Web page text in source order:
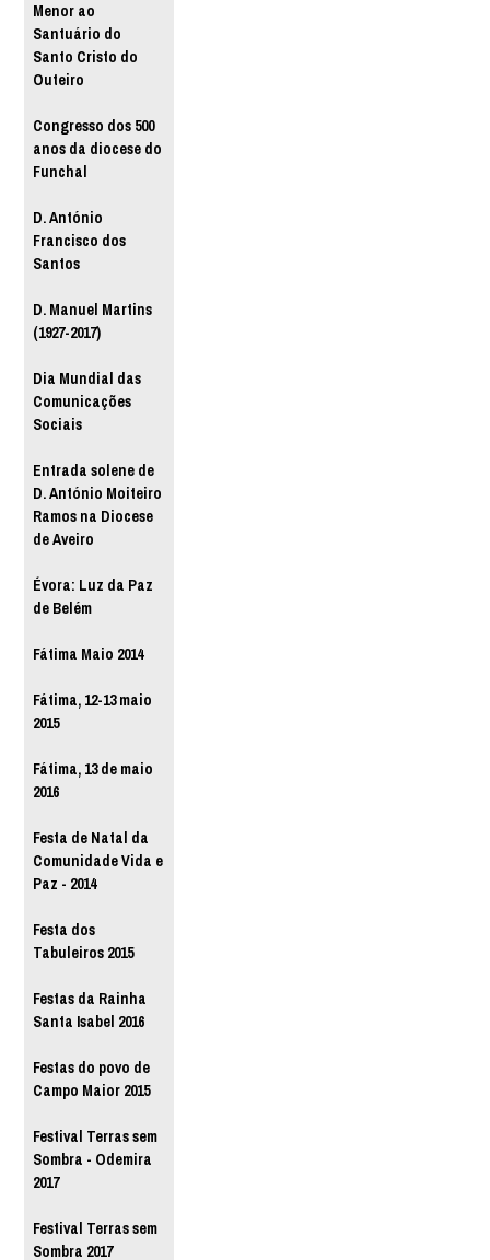
Menor ao
Santuário do
Santo Cristo do
Outeiro
Congresso dos 500
anos da diocese do
Funchal
D. António
Francisco dos
Santos
D. Manuel Martins
(1927-2017)
Dia Mundial das
Comunicações
Sociais
Entrada solene de
D. António Moiteiro
Ramos na Diocese
de Aveiro
Évora: Luz da Paz
de Belém
Fátima Maio 2014
Fátima, 12-13 maio
2015
Fátima, 13 de maio
2016
Festa de Natal da
Comunidade Vida e
Paz - 2014
Festa dos
Tabuleiros 2015
Festas da Rainha
Santa Isabel 2016
Festas do povo de
Campo Maior 2015
Festival Terras sem
Sombra - Odemira
2017
Festival Terras sem
Sombra 2017